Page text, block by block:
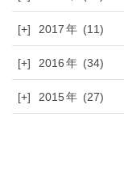
[+] 2017 (11)
[+] 2016 (34)
[+] 2015 (27)